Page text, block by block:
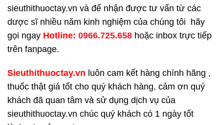
sieuthithuoctay.vn và để nhận được tư vấn từ các
dược sĩ nhiều năm kinh nghiệm của chúng tôi hãy
gọi ngay Hotline: 0966.725.658 hoặc inbox trực tiếp
trên fanpage.
Sieuthithuoctay.vn luôn cam kết hàng chính hãng ,
thuốc thật giá tốt cho quý khách hàng, cảm ơn quý
khách đã quan tâm và sử dụng dịch vụ của
sieuthithuoctay.vn chúc quý khách có 1 ngày tốt